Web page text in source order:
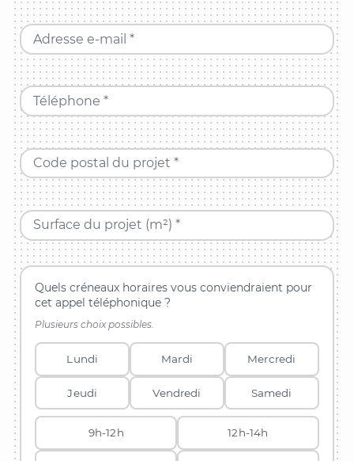
Adresse e-mail *
Téléphone *
Code postal du projet *
Surface du projet (m²) *
Quels créneaux horaires vous conviendraient pour
cet appel téléphonique ?
Plusieurs choix possibles.
Lundi Mardi Mercredi
Jeudi Vendredi Samedi
9h-12h 12h-14h